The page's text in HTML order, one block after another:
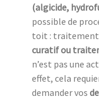
(algicide,
possible de
toit : traitement
curatif ou
n’est pas une
effet, cela
demander vos